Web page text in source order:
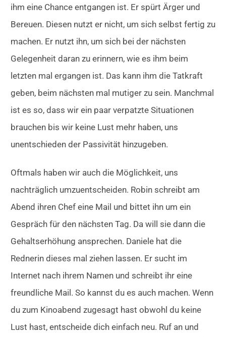
ihm eine Chance entgangen ist. Er spürt Ärger und
Bereuen. Diesen nutzt er nicht, um sich selbst fertig zu
machen. Er nutzt ihn, um sich bei der nächsten
Gelegenheit daran zu erinnern, wie es ihm beim
letzten mal ergangen ist. Das kann ihm die Tatkraft
geben, beim nächsten mal mutiger zu sein. Manchmal
ist es so, dass wir ein paar verpatzte Situationen
brauchen bis wir keine Lust mehr haben, uns
unentschieden der Passivität hinzugeben.
Oftmals haben wir auch die Möglichkeit, uns
nachträglich umzuentscheiden. Robin schreibt am
Abend ihren Chef eine Mail und bittet ihn um ein
Gespräch für den nächsten Tag. Da will sie dann die
Gehaltserhöhung ansprechen. Daniele hat die
Rednerin dieses mal ziehen lassen. Er sucht im
Internet nach ihrem Namen und schreibt ihr eine
freundliche Mail. So kannst du es auch machen. Wenn
du zum Kinoabend zugesagt hast obwohl du keine
Lust hast, entscheide dich einfach neu. Ruf an und